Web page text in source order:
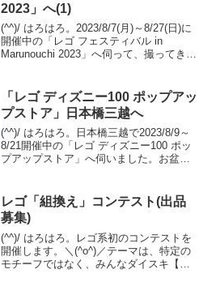
2023」へ(1)
(^^)/ はろはろ。2023/8/7(月)～8/27(日)に
開催中の「レゴ フェスティバル in
Marunouchi 2023」へ伺って、撮ってきた
ビル マルキュー...
「レゴ ディズニー100 ポップアッ
プストア」日本橋三越へ
(^^)/ はろはろ。日本橋三越で2023/8/9～
8/21開催中の「レゴ ディズニー100 ポッ
プアップストア」へ伺いました。お盆は
て、東京駅八重洲口...
レゴ「組換え」コンテスト(出品
募集)
(^^)/ はろはろ。レゴ系初のコンテストを
開催します。＼(^o^)／テーマは、特定の
モチーフではなく、みんなダイスキ【組